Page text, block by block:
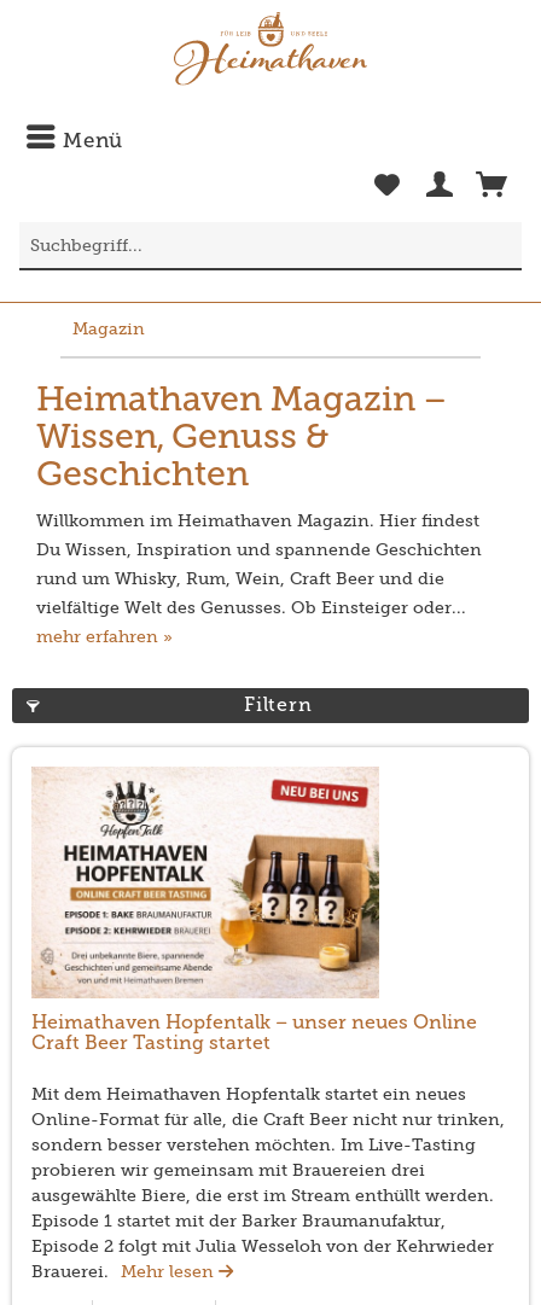
Menü
Magazin
Heimathaven Magazin –
Wissen, Genuss &
Geschichten
Willkommen im Heimathaven Magazin. Hier findest
Du Wissen, Inspiration und spannende Geschichten
rund um Whisky, Rum, Wein, Craft Beer und die
vielfältige Welt des Genusses. Ob Einsteiger oder...
mehr erfahren »
Filtern
Heimathaven Hopfentalk – unser neues Online
Craft Beer Tasting startet
Mit dem Heimathaven Hopfentalk startet ein neues
Online-Format für alle, die Craft Beer nicht nur trinken,
sondern besser verstehen möchten. Im Live-Tasting
probieren wir gemeinsam mit Brauereien drei
ausgewählte Biere, die erst im Stream enthüllt werden.
Episode 1 startet mit der Barker Braumanufaktur,
Episode 2 folgt mit Julia Wesseloh von der Kehrwieder
Brauerei.
Mehr lesen